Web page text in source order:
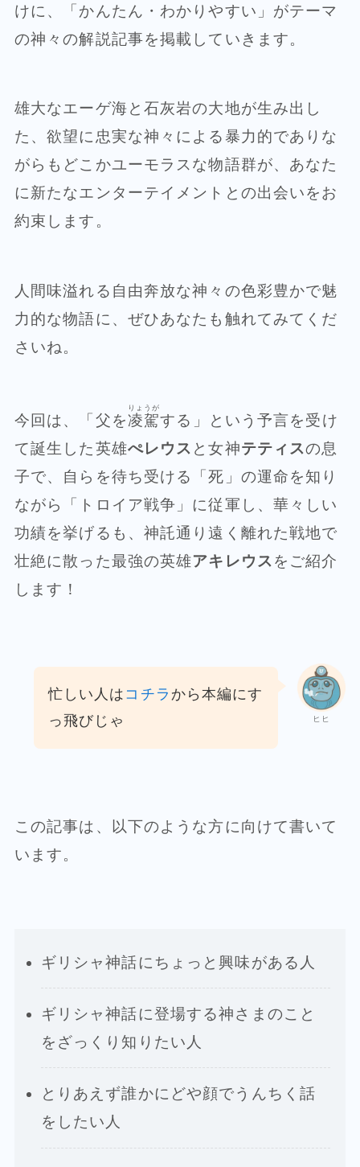
けに、「かんたん・わかりやすい」がテーマ
の神々の解説記事を掲載していきます。
雄大なエーゲ海と石灰岩の大地が生み出し
た、欲望に忠実な神々による暴力的でありな
がらもどこかユーモラスな物語群が、あなた
に新たなエンターテイメントとの出会いをお
約束します。
人間味溢れる自由奔放な神々の色彩豊かで魅
力的な物語に、ぜひあなたも触れてみてくだ
さいね。
今回は、「父を凌駕
りょうが
する」という予言を受け
て誕生した英雄ぺレウス と女神テティスの息
子で、自らを待ち受ける「死」の運命を知り
ながら「トロイア戦争」に従軍し、華々しい
功績を挙げるも、神託通り遠く離れた戦地で
壮絶に散った最強の英雄アキレウス をご紹介
します！
ヒヒ
忙しい人は コチラ から本編にす
っ飛びじゃ
この記事は、以下のような方に向けて書いて
います。
ギリシャ神話にちょっと興味がある人
ギリシャ神話に登場する神さまのこと
をざっくり知りたい人
とりあえず誰かにどや顔でうんちく話
をしたい人